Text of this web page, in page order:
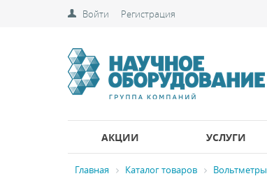
Войти Регистрация
АКЦИИ УСЛУГИ
Главная Каталог товаров Вольтметры